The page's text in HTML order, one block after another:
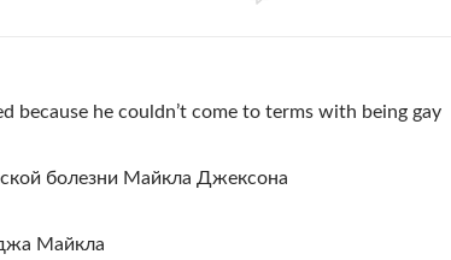
because he couldn’t come to terms with being gay
болезни Майкла Джексона
Майкла